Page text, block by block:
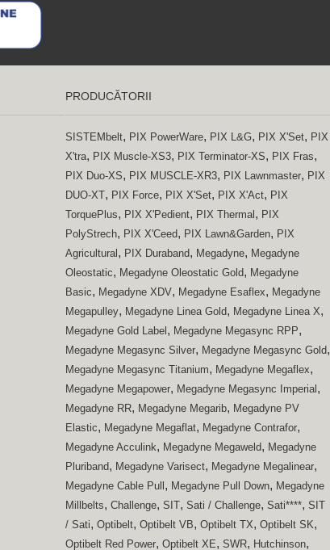
PRODUCĂTORII
SISTEMbelt, PIX PowerWare, PIX L&G, PIX X'Set, PIX
X'tra, PIX Muscle-XS3, PIX Terminator-XS, PIX Fras,
PIX Duo-XS, PIX MUSCLE-XR3, PIX Lawnmaster, PIX
DUO-XT, PIX Force, PIX X'Set, PIX X'Act, PIX
TorquePlus, PIX X'Pedient, PIX Thermal , PIX
PolyStrech, PIX X'Ceed, PIX Lawn&Garden, PIX
Agricultural , PIX Duraband, Megadyne, Megadyne
Oleostatic, Megadyne Oleostatic Gold, Megadyne
Basic, Megadyne XDV, Megadyne Esaflex, Megadyne
Megapulley, Megadyne Linea Gold, Megadyne Linea X,
Megadyne Gold Label , Megadyne Megasync RPP,
Megadyne Megasync Silver, Megadyne Megasync Gold,
Megadyne Megasync Titanium, Megadyne Megaflex,
Megadyne Megapower, Megadyne Megasync Imperial ,
Megadyne RR, Megadyne Megarib, Megadyne PV
Elastic, Megadyne Megaflat, Megadyne Contrafor,
Megadyne Acculink, Megadyne Megaweld, Megadyne
Pluriband, Megadyne Varisect, Megadyne Megalinear,
Megadyne Cable Pull , Megadyne Pull Down, Megadyne
Millbelts, Challenge, SIT, Sati / Challenge, Sati****, SIT
/ Sati, Optibelt, Optibelt VB, Optibelt TX, Optibelt SK,
Optibelt Red Power, Optibelt XE, SWR, Hutchinson,